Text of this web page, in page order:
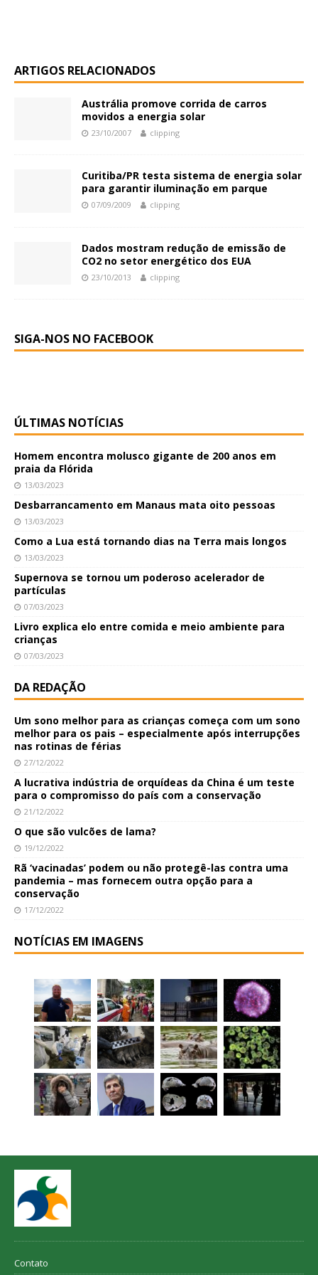
ARTIGOS RELACIONADOS
Austrália promove corrida de carros
movidos a energia solar
23/10/2007 clipping
Curitiba/PR testa sistema de energia solar
para garantir iluminação em parque
07/09/2009 clipping
Dados mostram redução de emissão de
CO2 no setor energético dos EUA
23/10/2013 clipping
SIGA-NOS NO FACEBOOK
ÚLTIMAS NOTÍCIAS
Homem encontra molusco gigante de 200 anos em
praia da Flórida
13/03/2023
Desbarrancamento em Manaus mata oito pessoas
13/03/2023
Como a Lua está tornando dias na Terra mais longos
13/03/2023
Supernova se tornou um poderoso acelerador de
partículas
07/03/2023
Livro explica elo entre comida e meio ambiente para
crianças
07/03/2023
DA REDAÇÃO
Um sono melhor para as crianças começa com um sono
melhor para os pais – especialmente após interrupções
nas rotinas de férias
27/12/2022
A lucrativa indústria de orquídeas da China é um teste
para o compromisso do país com a conservação
21/12/2022
O que são vulcões de lama?
19/12/2022
Rã ‘vacinadas’ podem ou não protegê-las contra uma
pandemia – mas fornecem outra opção para a
conservação
17/12/2022
NOTÍCIAS EM IMAGENS
Contato